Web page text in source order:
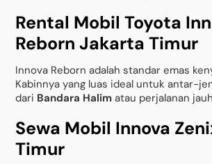
Rental Mobil Toyota
Reborn Jakarta Timur
Innova Reborn adalah standar emas
Kabinnya yang luas ideal untuk antar-
dari Bandara Halim atau perjalanan
Sewa Mobil Innova
Timur